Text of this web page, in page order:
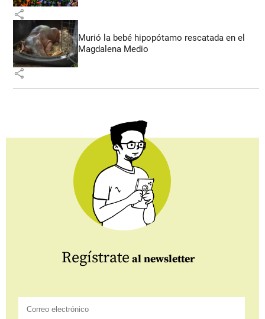
share
Murió la bebé hipopótamo rescatada en el
Magdalena Medio
share
Regístrate al newsletter